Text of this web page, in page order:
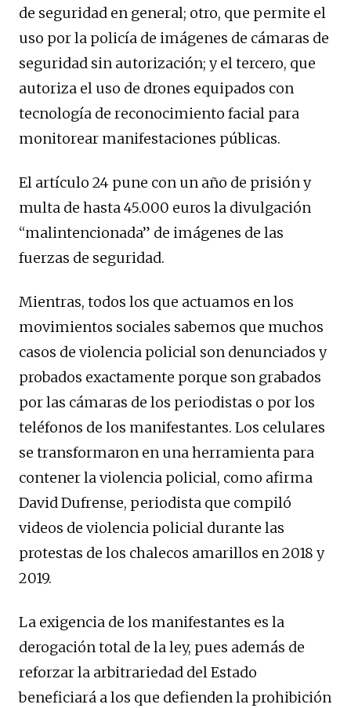
de seguridad en general; otro, que permite el
uso por la policía de imágenes de cámaras de
seguridad sin autorización; y el tercero, que
autoriza el uso de drones equipados con
tecnología de reconocimiento facial para
monitorear manifestaciones públicas.
El artículo 24 pune con un año de prisión y
multa de hasta 45.000 euros la divulgación
“malintencionada” de imágenes de las
fuerzas de seguridad.
Mientras, todos los que actuamos en los
movimientos sociales sabemos que muchos
casos de violencia policial son denunciados y
probados exactamente porque son grabados
por las cámaras de los periodistas o por los
teléfonos de los manifestantes. Los celulares
se transformaron en una herramienta para
contener la violencia policial, como afirma
David Dufrense, periodista que compiló
videos de violencia policial durante las
protestas de los chalecos amarillos en 2018 y
2019.
La exigencia de los manifestantes es la
derogación total de la ley, pues además de
reforzar la arbitrariedad del Estado
beneficiará a los que defienden la prohibición